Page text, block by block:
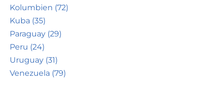
Kolumbien (72)
Kuba (35)
Paraguay (29)
Peru (24)
Uruguay (31)
Venezuela (79)